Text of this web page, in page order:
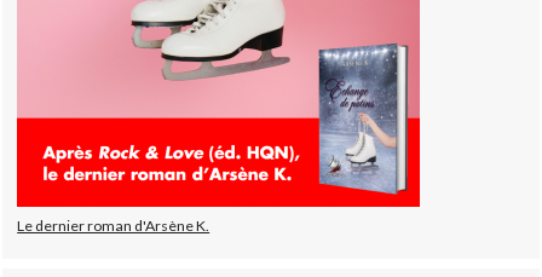
Le dernier roman d'Arsène K.